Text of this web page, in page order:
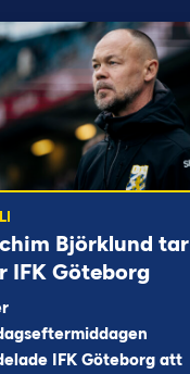
Björklund tar
IFK Göteborg
IFK Göteborg att